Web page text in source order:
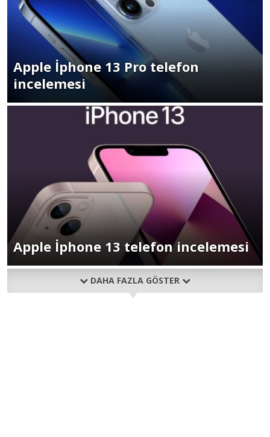
Apple İphone 13 Pro telefon
incelemesi
Apple İphone 13 telefon incelemesi
DAHA FAZLA GÖSTER